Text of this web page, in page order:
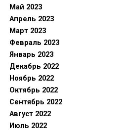
Май 2023
Апрель 2023
Март 2023
Февраль 2023
Январь 2023
Декабрь 2022
Ноябрь 2022
Октябрь 2022
Сентябрь 2022
Август 2022
Июль 2022